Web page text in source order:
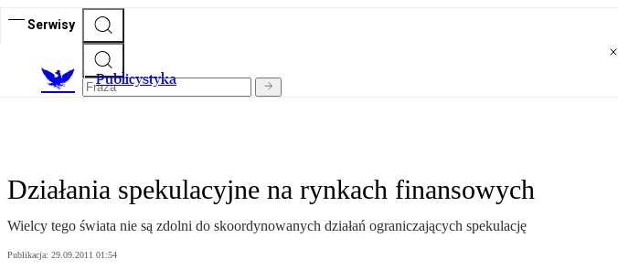
Serwisy
Publicystyka
Działania spekulacyjne na rynkach finansowych
Wielcy tego świata nie są zdolni do skoordynowanych działań ograniczających spekulację
Publikacja: 29.09.2011 01:54